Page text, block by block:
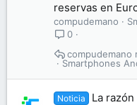
reservas en
compudemano
0
Smartphones
compudemano
Noticia
La